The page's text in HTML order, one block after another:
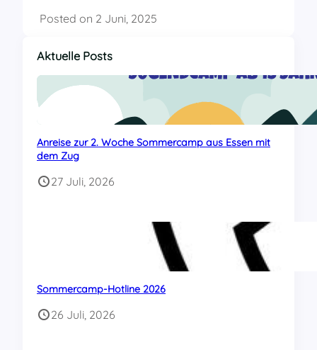
Posted on 2 Juni, 2025
Aktuelle Posts
Anreise zur 2. Woche Sommercamp aus Essen mit
dem Zug
27 Juli, 2026
Sommercamp-Hotline 2026
26 Juli, 2026